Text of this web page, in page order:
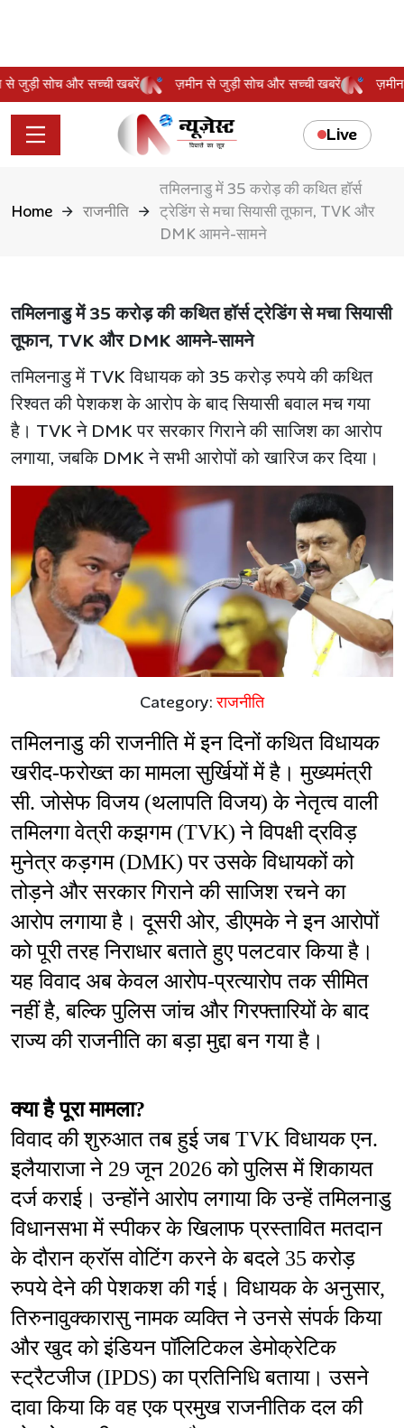
से जुड़ी सोच और सच्ची खबरें ज़मीन से जुड़ी सोच और सच्ची खबरें
Live
Home राजनीति
तमिलनाडु में 35 करोड़ की कथित हॉर्स
ट्रेडिंग से मचा सियासी तूफान, TVK और
DMK आमने-सामने
तमिलनाडु में 35 करोड़ की कथित हॉर्स ट्रेडिंग से मचा सियासी
तूफान, TVK और DMK आमने-सामने
तमिलनाडु में TVK विधायक को 35 करोड़ रुपये की कथित
रिश्वत की पेशकश के आरोप के बाद सियासी बवाल मच गया
है। TVK ने DMK पर सरकार गिराने की साजिश का आरोप
लगाया, जबकि DMK ने सभी आरोपों को खारिज कर दिया।
Category:राजनीति
तमिलनाडु की राजनीति में इन दिनों कथित विधायक
खरीद-फरोख्त का मामला सुर्खियों में है। मुख्यमंत्री
सी. जोसेफ विजय (थलापति विजय) के नेतृत्व वाली
तमिलगा वेत्री कझगम (TVK) ने विपक्षी द्रविड़
मुनेत्र कड़गम (DMK) पर उसके विधायकों को
तोड़ने और सरकार गिराने की साजिश रचने का
आरोप लगाया है। दूसरी ओर, डीएमके ने इन आरोपों
को पूरी तरह निराधार बताते हुए पलटवार किया है।
यह विवाद अब केवल आरोप-प्रत्यारोप तक सीमित
नहीं है, बल्कि पुलिस जांच और गिरफ्तारियों के बाद
राज्य की राजनीति का बड़ा मुद्दा बन गया है।
क्या है पूरा मामला?
विवाद की शुरुआत तब हुई जब TVK विधायक एन.
इलैयाराजा ने 29 जून 2026 को पुलिस में शिकायत
दर्ज कराई। उन्होंने आरोप लगाया कि उन्हें तमिलनाडु
विधानसभा में स्पीकर के खिलाफ प्रस्तावित मतदान
के दौरान क्रॉस वोटिंग करने के बदले 35 करोड़
रुपये देने की पेशकश की गई। विधायक के अनुसार,
तिरुनावुक्कारासु नामक व्यक्ति ने उनसे संपर्क किया
और खुद को इंडियन पॉलिटिकल डेमोक्रेटिक
स्ट्रैटजीज (IPDS) का प्रतिनिधि बताया। उसने
दावा किया कि वह एक प्रमुख राजनीतिक दल की